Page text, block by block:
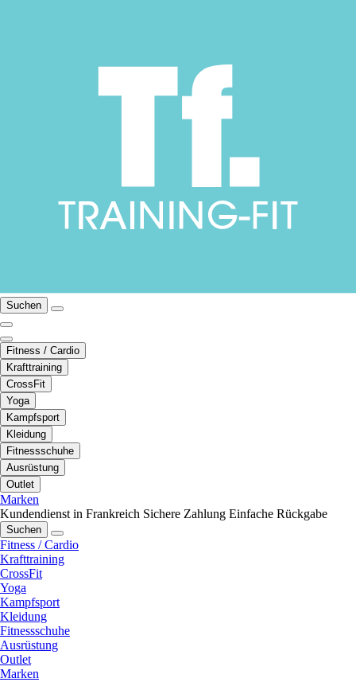
Suchen
Fitness / Cardio
Krafttraining
CrossFit
Yoga
Kampfsport
Kleidung
Fitnessschuhe
Ausrüstung
Outlet
Marken
Kundendienst in Frankreich Sichere Zahlung Einfache Rückgabe
Suchen
Fitness / Cardio
Krafttraining
CrossFit
Yoga
Kampfsport
Kleidung
Fitnessschuhe
Ausrüstung
Outlet
Marken